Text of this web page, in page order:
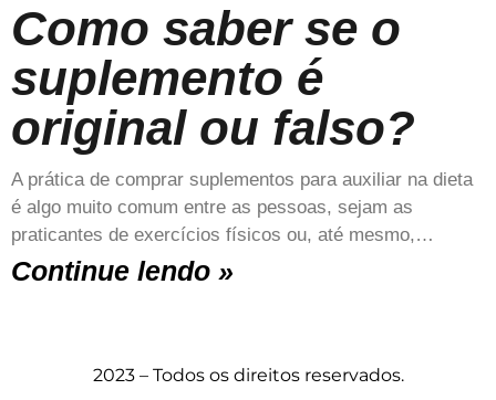
Como saber se o
suplemento é
original ou falso?
A prática de comprar suplementos para auxiliar na dieta
é algo muito comum entre as pessoas, sejam as
praticantes de exercícios físicos ou, até mesmo,…
Continue lendo »
2023 – Todos os direitos reservados.